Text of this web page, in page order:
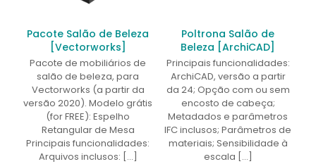
Pacote Salão de Beleza
[Vectorworks]
Pacote de mobiliários de
salão de beleza, para
Vectorworks (a partir da
versão 2020). Modelo grátis
(for FREE): Espelho
Retangular de Mesa
Principais funcionalidades:
Arquivos inclusos: […]
Poltrona Salão de
Beleza [ArchiCAD]
Principais funcionalidades:
ArchiCAD, versão a partir
da 24; Opção com ou sem
encosto de cabeça;
Metadados e parâmetros
IFC inclusos; Parâmetros de
materiais; Sensibilidade à
escala […]